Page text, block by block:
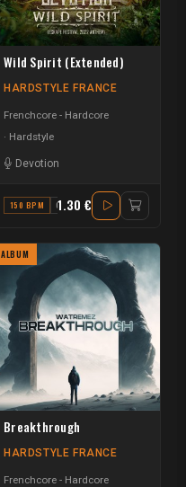
Wild Spirit (Extended)
HARDSTYLE FRANCE
Frenchcore - Hardcore
Hardstyle
Devotion
150 BPM C1.30 €
ALBUM
Breakthrough
HARDSTYLE FRANCE
Frenchcore - Hardcore